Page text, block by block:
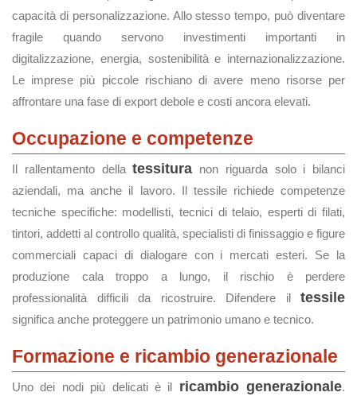
capacità di personalizzazione. Allo stesso tempo, può diventare
fragile quando servono investimenti importanti in
digitalizzazione, energia, sostenibilità e internazionalizzazione.
Le imprese più piccole rischiano di avere meno risorse per
affrontare una fase di export debole e costi ancora elevati.
Occupazione e competenze
Il rallentamento dellatessitura non riguarda solo i bilanci
aziendali, ma anche il lavoro. Il tessile richiede competenze
tecniche specifiche: modellisti, tecnici di telaio, esperti di filati,
tintori, addetti al controllo qualità, specialisti di finissaggio e figure
commerciali capaci di dialogare con i mercati esteri. Se la
produzione cala troppo a lungo, il rischio è perdere
professionalità difficili da ricostruire. Difendere il tessile
significa anche proteggere un patrimonio umano e tecnico.
Formazione e ricambio generazionale
Uno dei nodi più delicati è il ricambio generazionale.